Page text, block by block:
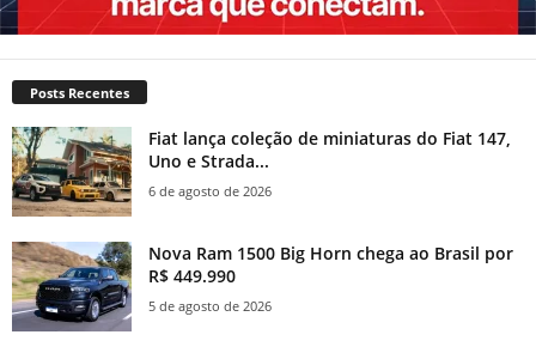
Posts Recentes
Fiat lança coleção de miniaturas do Fiat 147,
Uno e Strada...
6 de agosto de 2026
Nova Ram 1500 Big Horn chega ao Brasil por
R$ 449.990
5 de agosto de 2026